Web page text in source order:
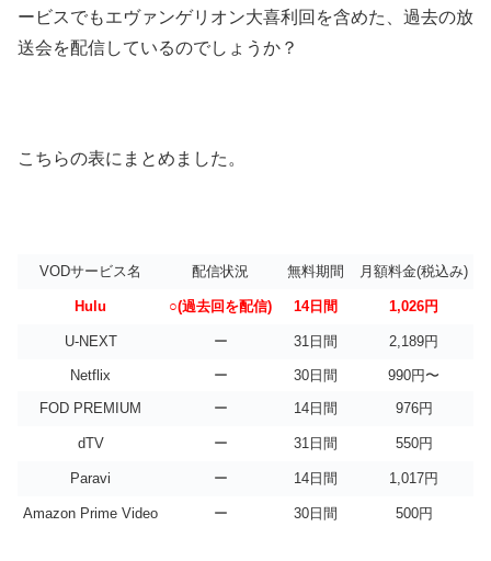
ービスでもエヴァンゲリオン大喜利回を含めた、過去の放
送会を配信しているのでしょうか？
こちらの表にまとめました。
VODサービス名 配信状況 無料期間 月額料金(税込み)
Hulu ○(過去回を配信) 14日間 1,026円
U-NEXT ー 31日間 2,189円
Netflix ー 30日間
990円〜
FOD PREMIUM
ー 14日間 976円
dTV ー 31日間 550円
Paravi ー 14日間 1,017円
Amazon Prime Video ー 30日間 500円